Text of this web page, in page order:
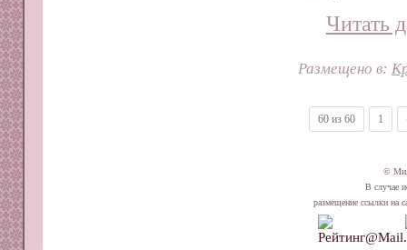
Читать
Размещено в:
60 из 60 1
©
В случае
размещение ссылки на